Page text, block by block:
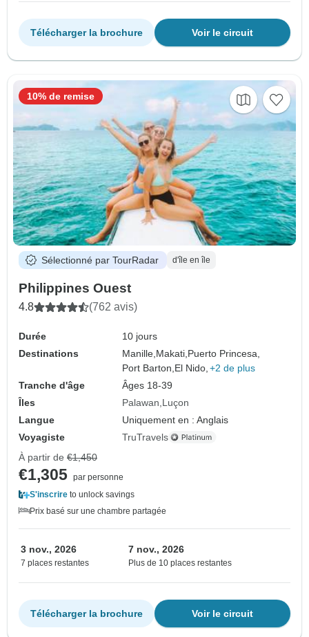
Voir le circuit
Télécharger la brochure
Sélectionné par TourRadar d'île en île
Philippines Ouest
4.8 (762 avis)
Durée
10 jours
Destinations
Manille, Makati, Puerto Princesa,
Port Barton, El Nido, +2 de plus
Tranche d'âge
Âges 18-39
Îles
Palawan Luçon
Langue
Uniquement en : Anglais
Voyagiste
TruTravels
10% de remise
À partir de €1,450
€1,305 par personne
S'inscrire to unlock savings
Prix basé sur une chambre partagée
3 nov., 2026
7 places restantes
7 nov., 2026
Plus de 10 places restantes
Voir le circuit
Télécharger la brochure